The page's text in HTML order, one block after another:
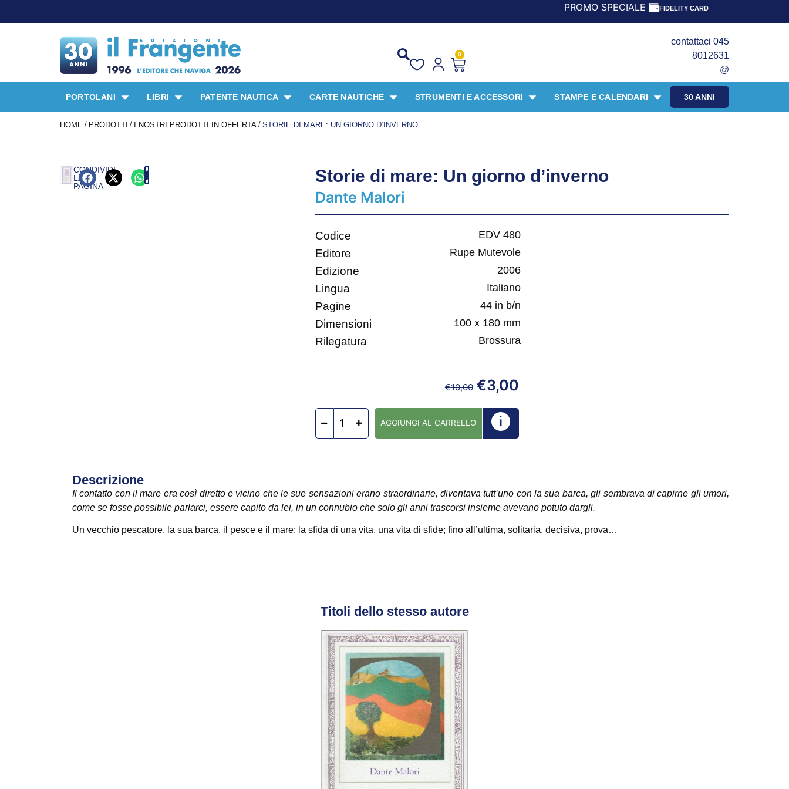
PROMO SPECIALE LIBRI PER I 30 ANNI DEL
FIDELITY CARD
0
contattaci 045
8012631
@
30 ANNI
PORTOLANI LIBRI PATENTE NAUTICA CARTE NAUTICHE STRUMENTI E ACCESSORI STAMPE E CALENDARI
HOME / PRODOTTI / I NOSTRI PRODOTTI IN OFFERTA / STORIE DI MARE: UN GIORNO D’INVERNO
CONDIVIDI
LA
PAGINA
Storie di mare: Un giorno d’inverno
Dante Malori
Codice EDV 480
Editore Rupe Mutevole
Edizione 2006
Lingua Italiano
Pagine 44 in b/n
Dimensioni 100 x 180 mm
Rilegatura Brossura
€10,00 €3,00
AGGIUNGI AL CARRELLO
Descrizione
Il contatto con il mare era così diretto e vicino che le sue sensazioni erano straordinarie, diventava tutt’uno con la sua barca, gli sembrava di capirne gli umori,
come se fosse possibile parlarci, essere capito da lei, in un connubio che solo gli anni trascorsi insieme avevano potuto dargli.
Un vecchio pescatore, la sua barca, il pesce e il mare: la sfida di una vita, una vita di sfide; fino all’ultima, solitaria, decisiva, prova…
Titoli dello stesso autore